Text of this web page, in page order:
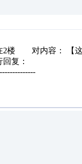
对内容： 【这
复：